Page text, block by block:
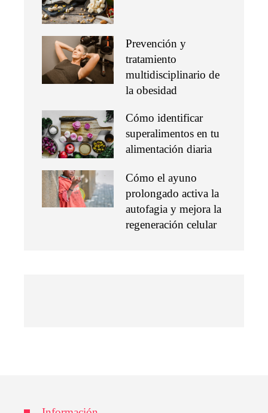
Prevención y
tratamiento
multidisciplinario de
la obesidad
Cómo identificar
superalimentos en tu
alimentación diaria
Cómo el ayuno
prolongado activa la
autofagia y mejora la
regeneración celular